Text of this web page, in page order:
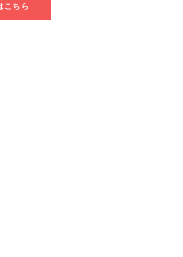
こちら